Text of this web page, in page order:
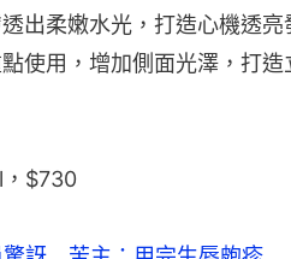
出柔嫩水光，打造心機透亮
使用，增加側面光澤，打造
，$730